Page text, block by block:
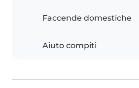
Faccende domestiche
Aiuto compiti